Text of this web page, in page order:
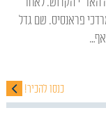
פראנסיס. שם גדל
כנסו להכיר!